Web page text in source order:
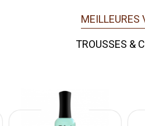
MEILLEURES
TROUSSES &